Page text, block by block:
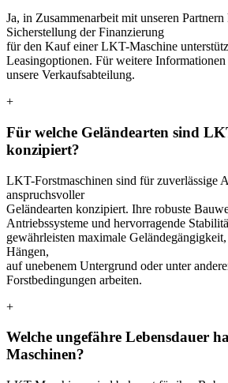
Ja, in Zusammenarbeit mit unseren
Sicherstellung der Finanzierung
für den Kauf einer LKT-Maschine
Leasingoptionen. Für weitere
unsere Verkaufsabteilung.
+
Für welche Geländearten sind
konzipiert?
LKT-Forstmaschinen sind für zuverlässige
anspruchsvoller
Geländearten konzipiert. Ihre robuste
Antriebssysteme und hervorragende
gewährleisten maximale
Hängen,
auf unebenem Untergrund oder unter
Forstbedingungen arbeiten.
+
Welche ungefähre Lebensdauer
Maschinen?